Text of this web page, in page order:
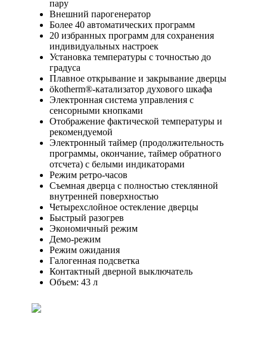
пару
Внешний парогенератор
Более 40 автоматических программ
20 избранных программ для сохранения
индивидуальных настроек
Установка температуры с точностью до
градуса
Плавное открывание и закрывание дверцы
ökotherm®-катализатор духового шкафа
Электронная система управления с
сенсорными кнопками
Отображение фактической температуры и
рекомендуемой
Электронный таймер (продолжительность
программы, окончание, таймер обратного
отсчета) с белыми индикаторами
Режим ретро-часов
Съемная дверца с полностью стеклянной
внутренней поверхностью
Четырехслойное остекление дверцы
Быстрый разогрев
Экономичный режим
Демо-режим
Режим ожидания
Галогенная подсветка
Контактный дверной выключатель
Объем: 43 л